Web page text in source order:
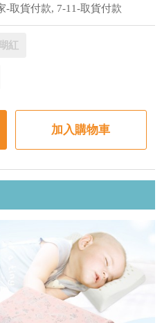
-取貨付款, 7-11-取貨付款
紅
加入購物車